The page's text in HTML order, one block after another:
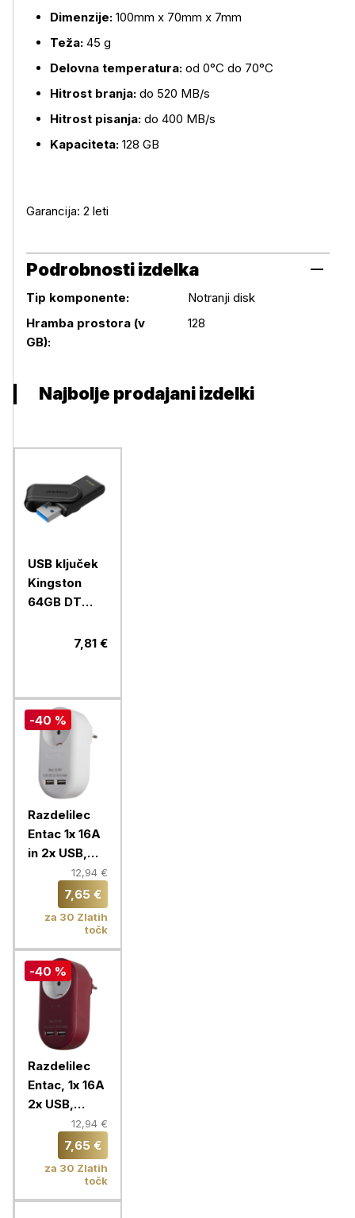
Dimenzije: 100mm x 70mm x 7mm
Teža: 45 g
Delovna temperatura: od 0°C do 70°C
Hitrost branja: do 520 MB/s
Hitrost pisanja: do 400 MB/s
Kapaciteta: 128 GB
Garancija: 2 leti
Podrobnosti izdelka
Podrobnosti izdelka
Tip komponente:
Notranji disk
Hramba prostora (v
GB):
128
Najbolje prodajani izdelki
USB ključek
Kingston
64GB DT
črn
7,81 €
-40 %
Razdelilec
Entac 1x 16A
in 2x USB,
12,94 €
7,65 €
za 30 Zlatih
točk
-40 %
Razdelilec
Entac, 1x 16A
2x USB,
12,94 €
7,65 €
za 30 Zlatih
točk